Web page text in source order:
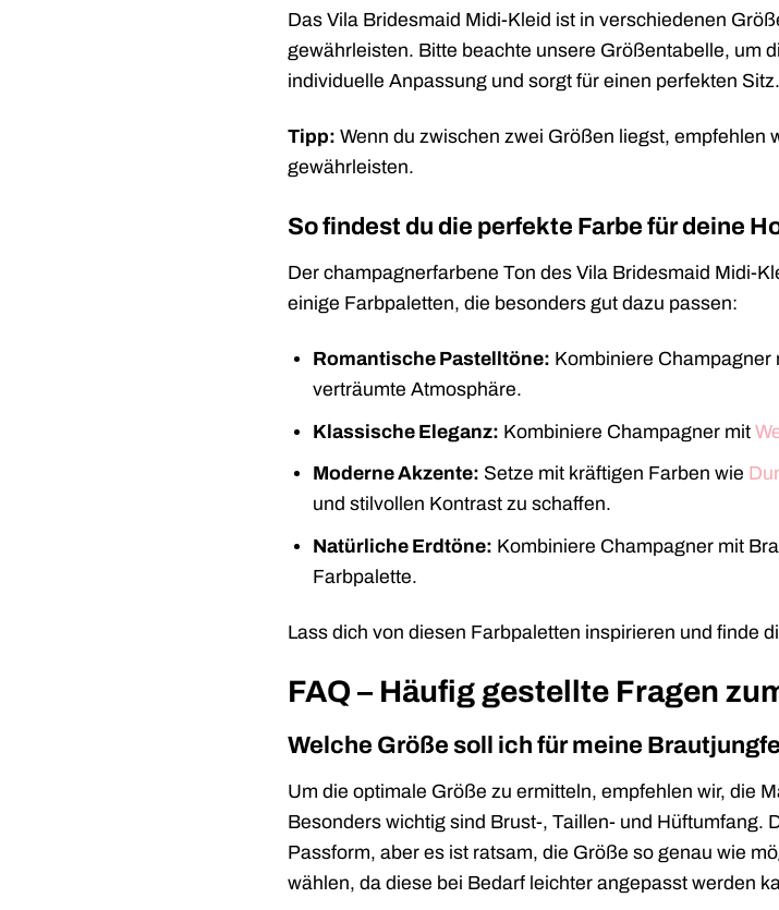
Das Vila Bridesmaid Midi-Kleid ist in verschiedenen
gewährleisten. Bitte beachte unsere Größentabelle, um
individuelle Anpassung und sorgt für einen perfekten Sitz.
Tipp: Wenn du zwischen zwei Größen liegst,
gewährleisten.
So findest du die perfekte Farbe für deine
Der champagnerfarbene Ton des Vila Bridesmaid Midi-
einige Farbpaletten, die besonders gut dazu passen:
Romantische Pastelltöne: Kombiniere Champagner
verträumte Atmosphäre.
Klassische Eleganz: Kombiniere Champagner mit
Moderne Akzente: Setze mit kräftigen Farben wie
und stilvollen Kontrast zu schaffen.
Natürliche Erdtöne: Kombiniere Champagner mit
Farbpalette.
Lass dich von diesen Farbpaletten inspirieren und finde
FAQ – Häufig gestellte Fragen
Welche Größe soll ich für meine
Um die optimale Größe zu ermitteln, empfehlen wir, die
Besonders wichtig sind Brust-, Taillen- und
Passform, aber es ist ratsam, die Größe so genau wie
wählen, da diese bei Bedarf leichter angepasst werden